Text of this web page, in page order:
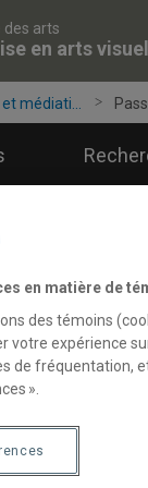
des arts
en arts
médiati...
en matière de
des témoins
votre expérience
de fréquentation,
».